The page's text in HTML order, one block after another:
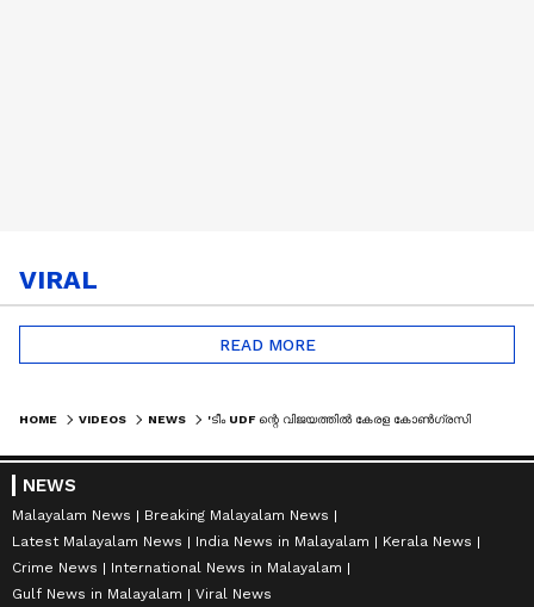
VIRAL
READ MORE
HOME VIDEOS NEWS
NEWS
Malayalam News
Breaking Malayalam News
Latest Malayalam News
India News in Malayalam
Kerala News
Crime News
International News in Malayalam
Gulf News in Malayalam
Viral News